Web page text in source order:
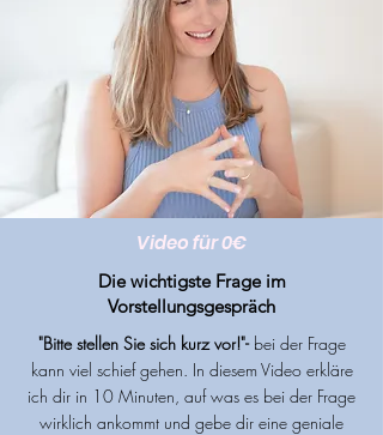
Video für 0€
Die wichtigste Frage im
Vorstellungsgespräch
"Bitte stellen Sie sich kurz vor!"-bei der Frage
kann viel schief gehen. In diesem Video erkläre
ich dir in 10 Minuten, auf was es bei der Frage
wirklich ankommt und gebe dir eine geniale